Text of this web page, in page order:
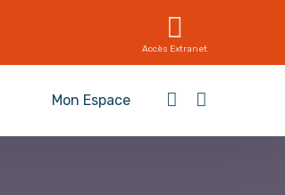
Accès Extranet
Mon Espace